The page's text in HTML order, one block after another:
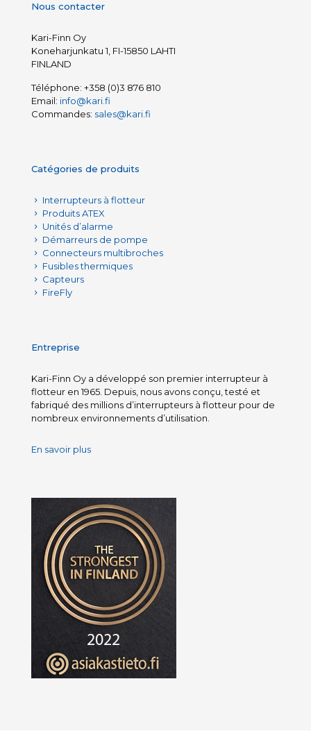
Nous contacter
Kari-Finn Oy
Koneharjunkatu 1, FI-15850 LAHTI
FINLAND
Téléphone: +358 (0)3 876 810
Email: info@kari.fi
Commandes: sales@kari.fi
Catégories de produits
Interrupteurs à flotteur
Produits ATEX
Unités d’alarme
Démarreurs de pompe
Connecteurs multibroches
Fusibles thermiques
Capteurs
FireFly
Entreprise
Kari-Finn Oy a développé son premier interrupteur à
flotteur en 1965. Depuis, nous avons conçu, testé et
fabriqué des millions d’interrupteurs à flotteur pour de
nombreux environnements d’utilisation.
En savoir plus